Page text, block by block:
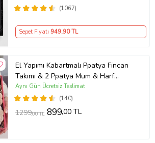
(1067)
Sepet Fiyatı 949,90 TL
El Yapımı Kabartmalı Ppatya Fincan
Takımı & 2 Ppatya Mum & Harf
Anahtarlık & Kokulu Mendil Hediye
Seti-
(140)
Aynı Gün Ücretsiz Teslimat
1299,00 TL 899,00 TL